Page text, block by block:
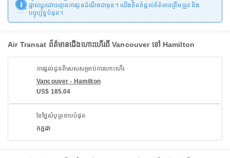
ផ្លាស់ប្តូរដោយគ្មានការជូនដំណឹងជាមុន។ យើងខិតខំផ្តល់ព័ត៌មានត្រឹមត្រូវ និង
បច្ចុប្បន្នបំផុត។
Air Transat ព័ត៌មានជើងហោះហើរពី Vancouver ទៅ Hamilton
ការផ្តល់ជូនពិសេសសម្រាប់ការហោះហើរ
Vancouver - Hamilton
US$ 185.04
ខែថ្លៃសំបុត្រទាបបំផុត
កក្កដា